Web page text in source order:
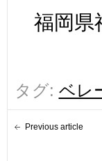
福岡県
タグ: ベレ
Previous article